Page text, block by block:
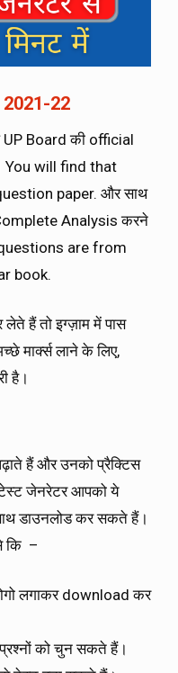
22
Board की official
You will find that
paper. और साथ
Complete Analysis करने
are from
book.
हैं तो इग्ज़ाम में पास
मार्क्स लाने के लिए,
है।
हैं और उनको प्रैक्टिस
टेस्ट जेनरेटर आपको ये
डाउनलोड कर सकते हैं।
कि –
लगाकर download कर
को चुन सकते हैं।